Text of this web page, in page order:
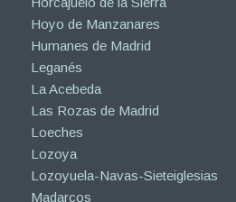
Hoyo de Manzanares
Humanes de Madrid
Leganés
La Acebeda
Las Rozas de Madrid
Loeches
Lozoya
Lozoyuela-Navas-Sieteiglesias
Madarcos